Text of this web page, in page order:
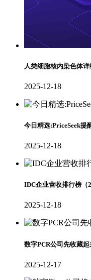
人类细胞核内染色体
2025-12-18
今日精选:PriceSeek提
2025-12-18
IDC企业营收排行榜（
2025-12-18
数字PCR公司先收藏起
2025-12-17